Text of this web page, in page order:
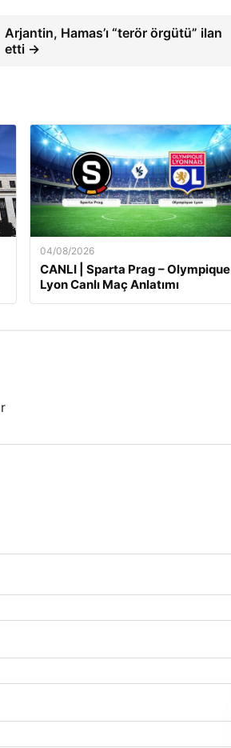
Arjantin, Hamas’ı “terör örgütü” ilan
etti →
04/08/2026
CANLI | Sparta Prag – Olympique
Lyon Canlı Maç Anlatımı